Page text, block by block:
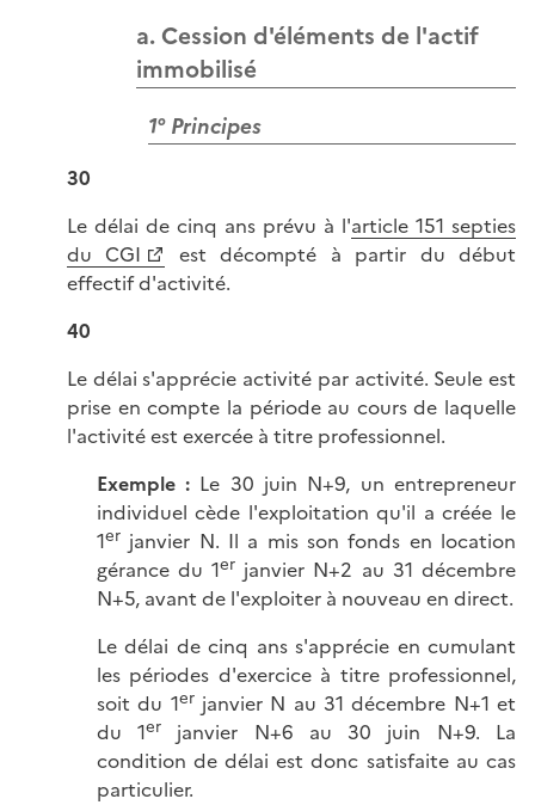
a. Cession d'éléments de l'actif
immobilisé
1° Principes
30
Le délai de cinq ans prévu à l'article 151 septies
du CGI
est décompté à partir du début
effectif d'activité.
40
Le délai s'apprécie activité par activité. Seule est
prise en compte la période au cours de laquelle
l'activité est exercée à titre professionnel.
Exemple : Le 30 juin N+9, un entrepreneur
individuel cède l'exploitation qu'il a créée le
1erjanvier N. Il a mis son fonds en location
gérance du 1er janvier N+2 au 31 décembre
N+5, avant de l'exploiter à nouveau en direct.
Le délai de cinq ans s'apprécie en cumulant
les périodes d'exercice à titre professionnel,
soit du 1erjanvier N au 31 décembre N+1 et
du 1er
janvier N+6 au 30 juin N+9. La
condition de délai est donc satisfaite au cas
particulier.